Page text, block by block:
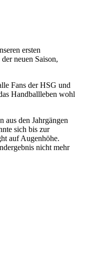
ersten
neuen Saison,
Fans der HSG und
Handballleben wohl
aus den Jahrgängen
sich bis zur
auf Augenhöhe.
nicht mehr